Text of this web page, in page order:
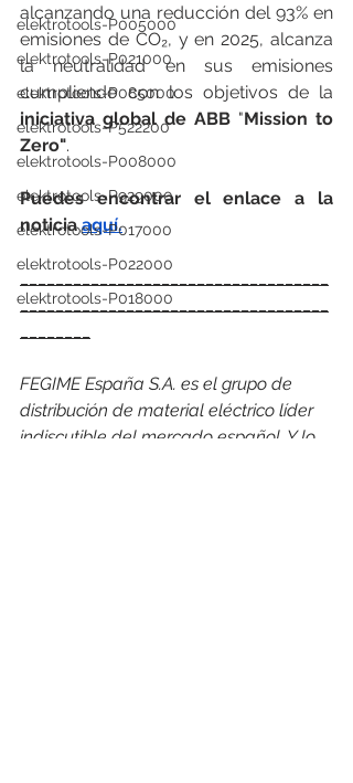
elektrotools-P005000
elektrotools-P021000
elektrotools-P085000
elektrotools-P522200
elektrotools-P008000
elektrotools-P929000
elektrotools-P017000
elektrotools-P022000
elektrotools-P018000
alcanzando una reducción del 93% en
emisiones de CO₂, y en 2025, alcanza
la neutralidad en sus emisiones
iniciativa global de ABB "Mission to
Zero".
Puedes encontrar el enlace a la
noticia aquí.
___________________________________
FEGIME España S.A. es el grupo de
distribución de material eléctrico líder
indiscutible del mercado español. Y lo